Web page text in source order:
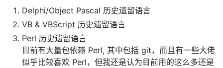
Delphi/Object Pascal 历史遗留语言
VB & VBScript 历史遗留语言
Perl 历史遗留语言
目前有大量包依赖 Perl, 其中包括 git，而且有一些大佬
似乎比较喜欢 Perl，但我还是认为目前用的这么多还是